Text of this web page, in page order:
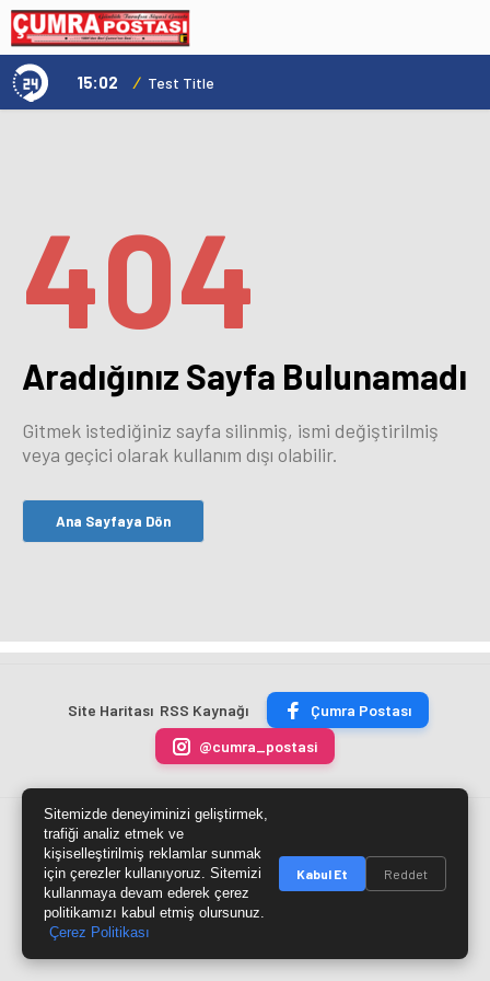
Karatay Kanal Caddesi Yol Yenileme Çalışmaları Sürüyor 15:02 / Test Title
404
Aradığınız Sayfa Bulunamadı
Gitmek istediğiniz sayfa silinmiş, ismi değiştirilmiş
veya geçici olarak kullanım dışı olabilir.
Ana Sayfaya Dön
Site Haritası RSS Kaynağı
Çumra Postası
@cumra_postasi
© 2026 cumrapostasi.com Tüm hakları saklıdır.
Sitemizde deneyiminizi geliştirmek,
trafiği analiz etmek ve
kişiselleştirilmiş reklamlar sunmak
için çerezler kullanıyoruz. Sitemizi
kullanmaya devam ederek çerez
politikamızı kabul etmiş olursunuz.
Çerez Politikası
Kabul Et Reddet